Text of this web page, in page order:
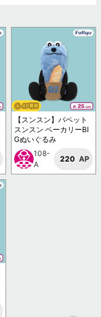
【スンスン】パペット
スンスン ベーカリーBI
Gぬいぐるみ
108-
A
220 AP